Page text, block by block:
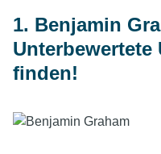
1. Benjamin
Unterbewertete
finden!